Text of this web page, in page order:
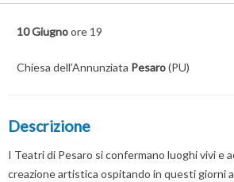
10 Giugnoore 19
Chiesa dell’Annunziata Pesaro(PU)
Descrizione
I Teatri di Pesaro si confermano luoghi vivi e
creazione artistica ospitando in questi giorni